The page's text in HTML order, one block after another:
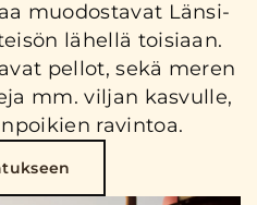
muodostavat Länsi-
lähellä toisiaan.
pellot, sekä meren
mm. viljan kasvulle,
ravintoa.